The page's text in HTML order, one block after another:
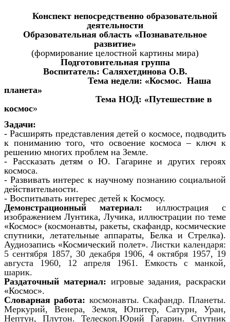
Конспект непосредственно образовательной
деятельности
Образовательная область «Познавательное
развитие»
(формирование целостной картины мира)
Подготовительная группа
Воспитатель: Саляхетдинова О.В.
Тема недели: «Космос. Наша
планета»
Тема НОД: «Путешествие в
космос»
Задачи:
- Расширять представления детей о космосе, подводить
к пониманию того, что освоение космоса – ключ к
решению многих проблем на Земле.
- Рассказать детям о Ю. Гагарине и других героях
космоса.
- Развивать интерес к научному познанию социальной
действительности.
- Воспитывать интерес детей к Космосу.
Демонстрационный материал: иллюстрация с
изображением Лунтика, Лучика, иллюстрации по теме
«Космос» (космонавты, ракеты, скафандр, космические
спутники, летательные аппараты, Белка и Стрелка).
Аудиозапись «Космический полет». Листки календаря:
5 сентября 1857, 30 декабря 1906, 4 октября 1957, 19
августа 1960, 12 апреля 1961. Емкость с манкой,
шарик.
Раздаточный материал: игровые задания, раскраски
«Космос».
Словарная работа: космонавты. Скафандр. Планеты.
Меркурий, Венера, Земля, Юпитер, Сатурн, Уран,
Нептун, Плутон. Телескоп.Юрий Гагарин. Спутник